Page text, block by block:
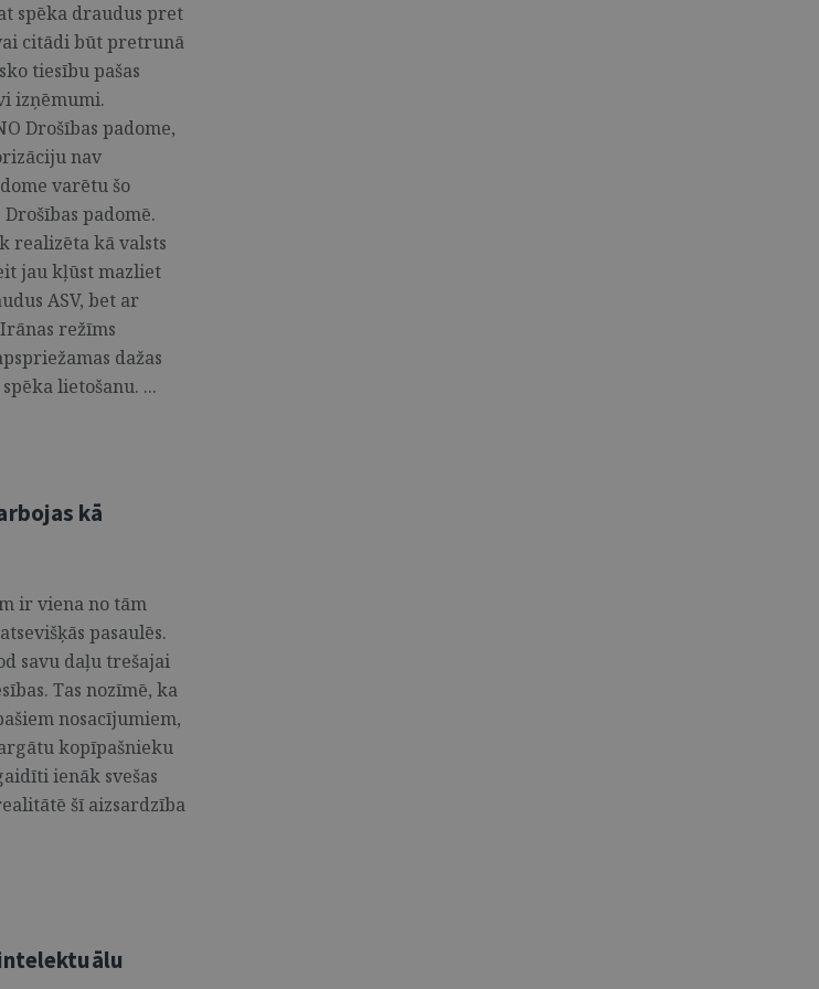
spēka draudus pret
citādi būt pretrunā
tiesību pašas
izņēmumi.
Drošības padome,
nav
varētu šo
padomē.
realizēta kā valsts
jau kļūst mazliet
ASV, bet ar
režīms
dažas
lietošanu. ...
kā
ir viena no tām
pasaulēs.
savu daļu trešajai
Tas nozīmē, ka
nosacījumiem,
kopīpašnieku
ienāk svešas
šī aizsardzība